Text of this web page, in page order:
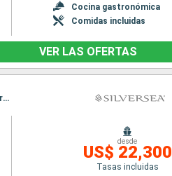
Cocina gastronómica
Comidas incluidas
VER LAS OFERTAS
Itinerario : Longyearbyen, Svalbard Northern, Bear Island, Skarsvag, Tromso, Longyearbyen, Svalbard Northern, Bear Island, Skarsvag, Tromso
desde
US$ 22,300
Tasas incluidas